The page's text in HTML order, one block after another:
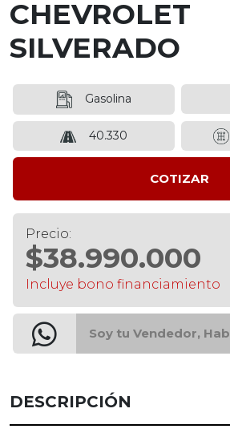
CHEVROLET
SILVERADO
Gasolina
40.330
COTIZAR
Precio:
$38.990.000
Incluye bono financiamiento
Soy tu Vendedor,
DESCRIPCIÓN